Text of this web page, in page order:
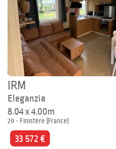
IRM
Eleganzia
8.04 x 4.00m
29 - Finistère (France)
33 572 €